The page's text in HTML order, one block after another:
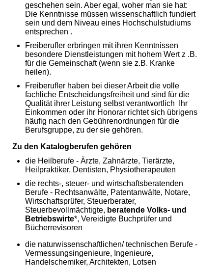
geschehen sein. Aber egal, woher man sie hat:
Die Kenntnisse müssen wissenschaftlich fundiert
sein und dem Niveau eines Hochschulstudiums
entsprechen .
Freiberufler erbringen mit ihren Kenntnissen
besondere Dienstleistungen mit hohem Wert z .B.
für die Gemeinschaft (wenn sie z.B. Kranke
heilen).
Freiberufler haben bei dieser Arbeit die volle
fachliche Entscheidungsfreiheit und sind für die
Qualität ihrer Leistung selbst verantwortlich Ihr
Einkommen oder ihr Honorar richtet sich übrigens
häufig nach den Gebührenordnungen für die
Berufsgruppe, zu der sie gehören.
Zu den Katalogberufen gehören
die Heilberufe - Ärzte, Zahnärzte, Tierärzte,
Heilpraktiker, Dentisten, Physiotherapeuten
die rechts-, steuer- und wirtschaftsberatenden
Berufe - Rechtsanwälte, Patentanwälte, Notare,
Wirtschaftsprüfer, Steuerberater,
Steuerbevollmächtigte, beratende Volks- und
Betriebswirte*, Vereidigte Buchprüfer und
Bücherrevisoren
die naturwissenschaftlichen/ technischen Berufe -
Vermessungsingenieure, Ingenieure,
Handelschemiker, Architekten, Lotsen